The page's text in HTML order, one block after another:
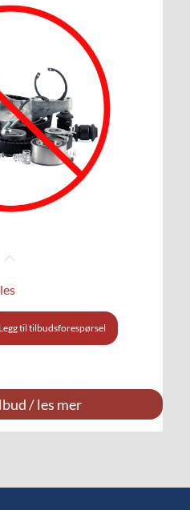
Legg til tilbudsforespørsel
/ les mer